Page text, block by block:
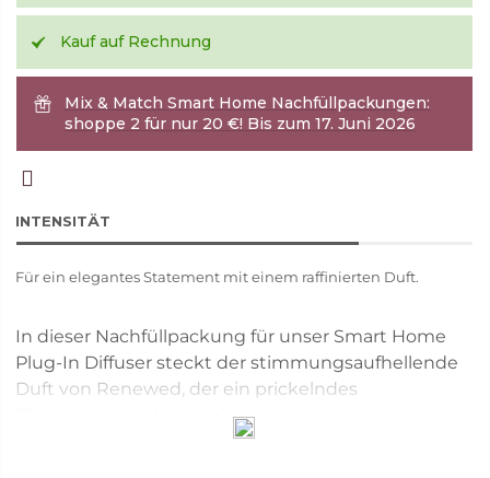
Kauf auf Rechnung
Mix & Match Smart Home Nachfüllpackungen:
shoppe 2 für nur 20 €! Bis zum 17. Juni 2026
INTENSITÄT
Für ein elegantes Statement mit einem raffinierten Duft.
In dieser Nachfüllpackung für unser Smart Home
Plug-In Diffuser steckt der stimmungsaufhellende
Duft von Renewed, der ein prickelndes
Zitrusaroma verbreitet, bevor sich eine aromatische
Mischung aus Frühlingskiefer, Minze und